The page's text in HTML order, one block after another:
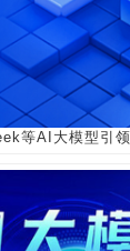
等AI大模型引领